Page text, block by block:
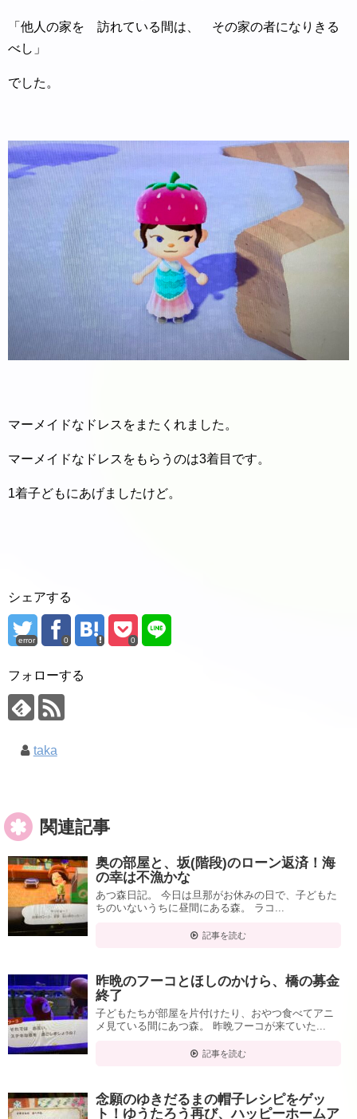
「他人の家を 訪れている間は、 その家の者になりきる
べし」
でした。
マーメイドなドレスをまたくれました。
マーメイドなドレスをもらうのは3着目です。
1着子どもにあげましたけど。
シェアする
error 0 0
フォローする
taka
関連記事
奥の部屋と、坂(階段)のローン返済！海
の幸は不漁かな
あつ森日記。 今日は旦那がお休みの日で、子どもた
ちのいないうちに昼間にある森。 ラコ...
記事を読む
昨晩のフーコとほしのかけら、橋の募金
終了
子どもたちが部屋を片付けたり、おやつ食べてアニ
メ見ている間にあつ森。 昨晩フーコが来ていた...
記事を読む
念願のゆきだるまの帽子レシピをゲッ
ト！ゆうたろう再び、ハッピーホームア